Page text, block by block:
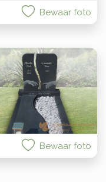
Bewaar foto
Bewaar foto